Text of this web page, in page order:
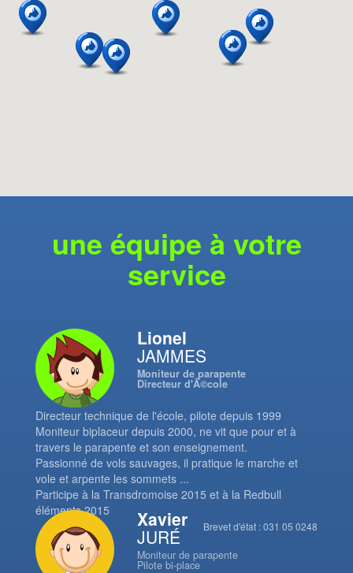
une équipe à votre
service
Lionel
JAMMES
Moniteur de parapente
Directeur d'Ã©cole
Directeur technique de l'école, pilote depuis 1999
Moniteur biplaceur depuis 2000, ne vit que pour et à
travers le parapente et son enseignement.
Passionné de vols sauvages, il pratique le marche et
vole et arpente les sommets ...
Participe à la Transdromoise 2015 et à la Redbull
éléments 2015
Brevet d'état : 031 05 0248
Xavier
JURÉ
Moniteur de parapente
Pilote bi-place